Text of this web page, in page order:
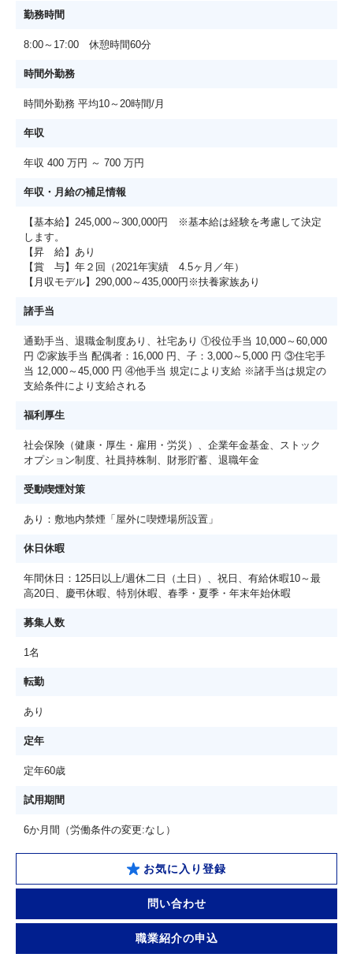
勤務時間
8:00～17:00 休憩時間60分
時間外勤務
時間外勤務 平均10～20時間/月
年収
年収 400 万円 ～ 700 万円
年収・月給の補足情報
【基本給】245,000～300,000円 ※基本給は経験を考慮して決定
します。
【昇 給】あり
【賞 与】年２回（2021年実績 4.5ヶ月／年）
【月収モデル】290,000～435,000円※扶養家族あり
諸手当
通勤手当、退職金制度あり、社宅あり ①役位手当 10,000～60,000
円 ②家族手当 配偶者：16,000 円、子：3,000～5,000 円 ③住宅手
当 12,000～45,000 円 ④他手当 規定により支給 ※諸手当は規定の
支給条件により支給される
福利厚生
社会保険（健康・厚生・雇用・労災）、企業年金基金、ストック
オプション制度、社員持株制、財形貯蓄、退職年金
受動喫煙対策
あり：敷地内禁煙「屋外に喫煙場所設置」
休日休暇
年間休日：125日以上/週休二日（土日）、祝日、有給休暇10～最
高20日、慶弔休暇、特別休暇、春季・夏季・年末年始休暇
募集人数
1名
転勤
あり
定年
定年60歳
試用期間
6か月間（労働条件の変更:なし）
お気に入り登録
問い合わせ
職業紹介の申込